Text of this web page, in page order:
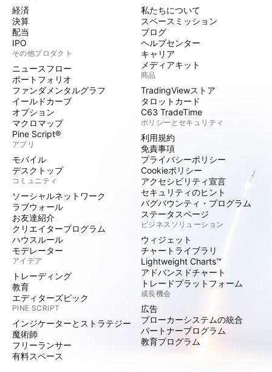
経済
決算
配当
IPO
その他プロダクト
ニュースフロー
ポートフォリオ
ファンダメンタルグラフ
イールドカーブ
オプション
マクロマップ
Pine Script®
アプリ
モバイル
デスクトップ
コミュニティ
ソーシャルネットワーク
ラブウォール
お友達紹介
クリエイタープログラム
ハウスルール
モデレーター
アイデア
トレーディング
教育
エディターズピック
PINE SCRIPT
インジケーターとストラテジー
魔術師
フリーランサー
有料スペース
私たちについて
スペースミッション
ブログ
ヘルプセンター
キャリア
メディアキット
商品
TradingViewストア
タロットカード
C63 TradeTime
ポリシーとセキュリティ
利用規約
免責事項
プライバシーポリシー
Cookieポリシー
アクセシビリティ宣言
セキュリティのヒント
バグバウンティ・プログラム
ステータスページ
ビジネスソリューション
ウィジェット
チャートライブラリ
Lightweight Charts™
アドバンスドチャート
トレードプラットフォーム
成長機会
広告
ブローカーシステムの統合
パートナープログラム
教育プログラム